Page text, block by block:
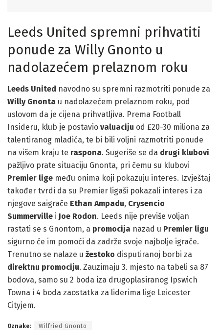
Leeds United spremni prihvatiti
ponude za Willy Gnonto u
nadolazećem prelaznom roku
Leeds United navodno su spremni razmotriti ponude za
Willy Gnonta u nadolazećem prelaznom roku, pod
uslovom da je cijena prihvatljiva. Prema Football
Insideru, klub je postavio valuaciju od £20-30 miliona za
talentiranog mladića, te bi bili voljni razmotriti ponude
na višem kraju te raspona. Sugeriše se da drugi klubovi
pažljivo prate situaciju Gnonta, pri čemu su klubovi
Premier lige među onima koji pokazuju interes. Izvještaj
također tvrdi da su Premier ligaši pokazali interes i za
njegove saigrače Ethan Ampadu, Crysencio
Summerville i Joe Rodon. Leeds nije previše voljan
rastati se s Gnontom, a promocija nazad u Premier ligu
sigurno će im pomoći da zadrže svoje najbolje igrače.
Trenutno se nalaze u žestoko disputiranoj borbi za
direktnu promociju. Zauzimaju 3. mjesto na tabeli sa 87
bodova, samo su 2 boda iza drugoplasiranog Ipswich
Towna i 4 boda zaostatka za liderima lige Leicester
Cityjem.
Oznake: Wilfried Gnonto